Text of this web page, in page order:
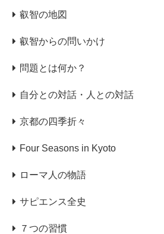
叡智の地図
叡智からの問いかけ
問題とは何か？
自分との対話・人との対話
京都の四季折々
Four Seasons in Kyoto
ローマ人の物語
サピエンス全史
７つの習慣